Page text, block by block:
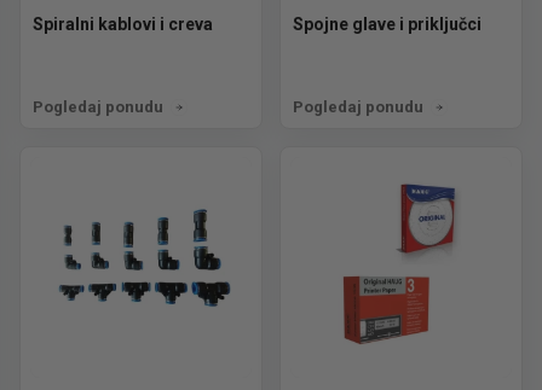
Spiralni kablovi i creva
Pogledaj ponudu
Spojne glave i priključci
Pogledaj ponudu